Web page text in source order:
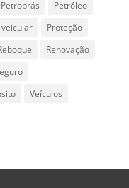
Petrobrás
Petróleo
Proteção
Renovação
Veículos